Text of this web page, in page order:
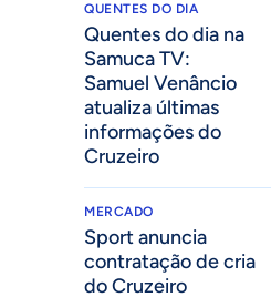
QUENTES DO DIA
Quentes do dia na
Samuca TV:
Samuel Venâncio
atualiza últimas
informações do
Cruzeiro
MERCADO
Sport anuncia
contratação de cria
do Cruzeiro